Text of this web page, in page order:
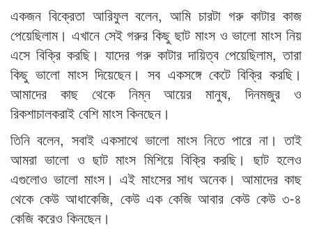
একজন বিক্রেতা আরিফুল বলেন, আমি চারটা গরু কাটার কাজ
পেয়েছিলাম। এখানে সেই গরুর কিছু ছাট মাংস ও ভালো মাংস নিয়
এসে বিক্রি করছি। যাদের গরু কাটার দায়িত্ব পেয়েছিলাম, তারা
কিছু ভালো মাংস দিয়েছেন। সব একসঙ্গে কেটে বিক্রি করছি।
আমাদের কাছ থেকে নিম্ন আয়ের মানুষ, দিনমজুর ও
রিকশাচালকরাই বেশি মাংস কিনছেন।
তিনি বলেন, সবাই একসাথে ভালো মাংস নিতে পারে না। তাই
আমরা ভালো ও ছাট মাংস মিশিয়ে বিক্রি করছি। ছাট হলেও
এগুলোও ভালো মাংস। এই মাংসের সাধ অনেক। আমাদের কাছ
থেকে কেউ আধাকেজি, কেউ এক কেজি আবার কেউ কেউ ৩-৪
কেজি করেও কিনছেন।